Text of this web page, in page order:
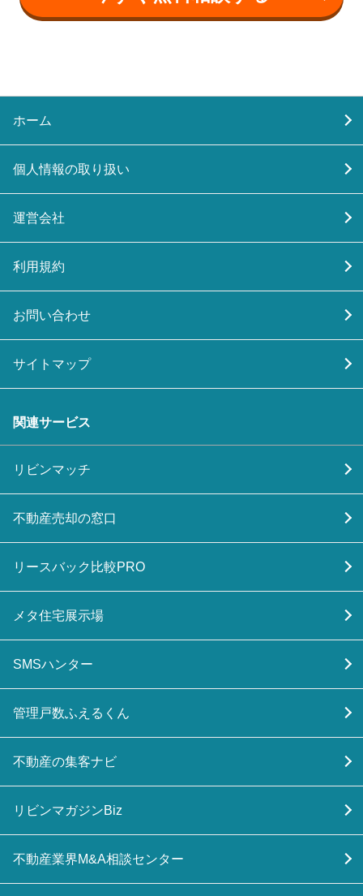
ホーム
個人情報の取り扱い
運営会社
利用規約
お問い合わせ
サイトマップ
関連サービス
リビンマッチ
不動産売却の窓口
リースバック比較PRO
メタ住宅展示場
SMSハンター
管理戸数ふえるくん
不動産の集客ナビ
リビンマガジンBiz
不動産業界M&A相談センター